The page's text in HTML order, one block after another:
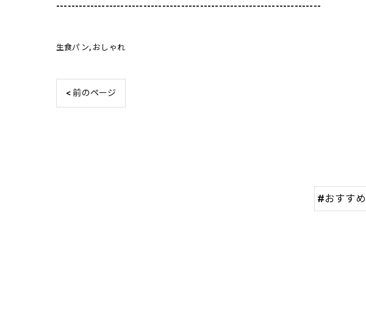
----------------------------------------------------------------------
生食パン おしゃれ
< 前のページ
#おすすめ